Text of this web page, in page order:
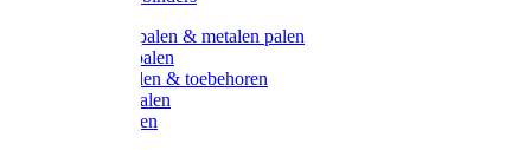
Recycling palen & metalen palen
Kunststof palen
T-Post t-palen & toebehoren
Glasfiber palen
Houten palen